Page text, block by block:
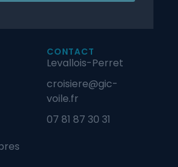
CONTACT
Levallois-Perret
croisiere@gic-
voile.fr
07 81 87 30 31